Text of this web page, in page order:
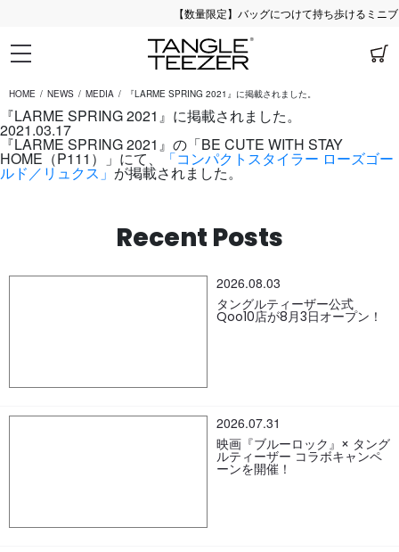
【数量限定】バッグにつけて持ち歩けるミニ
HOME NEWS MEDIA 『LARME SPRING 2021』に掲載されました。
『LARME SPRING 2021』に掲載されました。
2021.03.17
『LARME SPRING 2021』の「BE CUTE WITH STAY
HOME（P111）」にて、「コンパクトスタイラー ローズゴー
ルド／リュクス」が掲載されました。
Recent Posts
2026.08.03
タングルティーザー公式
Qoo10店が8月3日オープン！
2026.07.31
映画『ブルーロック』× タング
ルティーザー コラボキャンペ
ーンを開催！